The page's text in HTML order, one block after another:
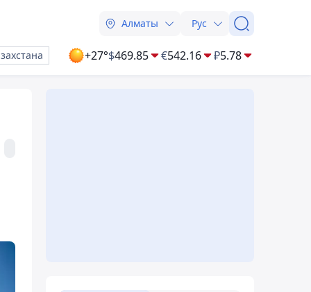
Алматы Рус
+27°$469.85 €542.16 ₽5.78